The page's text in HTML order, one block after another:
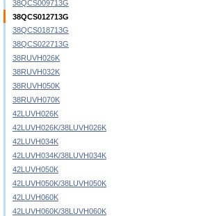
38QCS009713G
38QCS012713G
38QCS018713G
38QCS022713G
38RUVH026K
38RUVH032K
38RUVH050K
38RUVH070K
42LUVH026K
42LUVH026K/38LUVH026K
42LUVH034K
42LUVH034K/38LUVH034K
42LUVH050K
42LUVH050K/38LUVH050K
42LUVH060K
42LUVH060K/38LUVH060K